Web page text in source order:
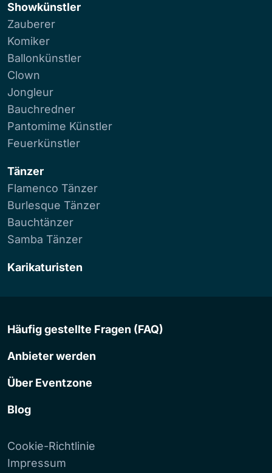
Showkünstler
Zauberer
Komiker
Ballonkünstler
Clown
Jongleur
Bauchredner
Pantomime Künstler
Feuerkünstler
Tänzer
Flamenco Tänzer
Burlesque Tänzer
Bauchtänzer
Samba Tänzer
Karikaturisten
Häufig gestellte Fragen (FAQ)
Anbieter werden
Über Eventzone
Blog
Cookie-Richtlinie
Impressum